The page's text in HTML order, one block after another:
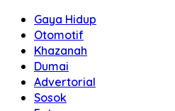
Gaya Hidup
Otomotif
Khazanah
Dumai
Advertorial
Sosok